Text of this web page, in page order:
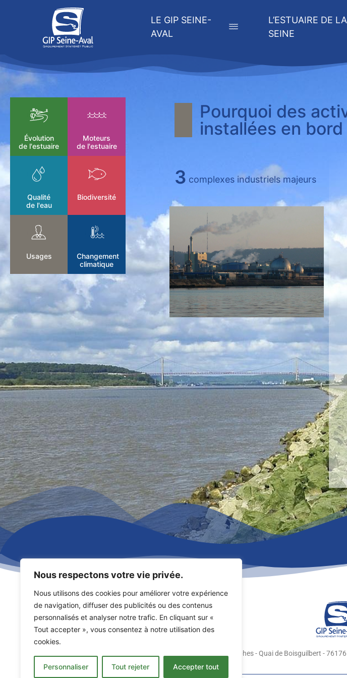
Nous respectons votre vie privée.
Nous utilisons des cookies pour améliorer votre expérience
de navigation, diffuser des publicités ou des contenus
personnalisés et analyser notre trafic. En cliquant sur «
Tout accepter », vous consentez à notre utilisation des
cookies.
Personnaliser Tout rejeter Accepter tout
LE GIP SEINE-
AVAL
L’ESTUAIRE DE LA
SEINE
Évolution
de l'estuaire
Moteurs
de l'estuaire
Qualité
de l'eau
Biodiversité
Usages
Changement
climatique
Pourquoi des
installées en bord
3 complexes industriels majeurs
Espace des marégraphes - Quai de Boisguilbert - 76176